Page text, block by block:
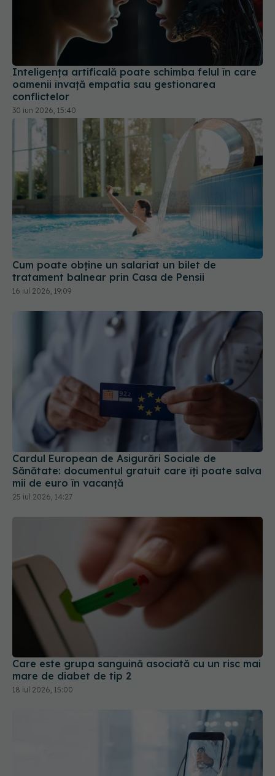
Inteligența artificală poate schimba felul în care
oamenii învață empatia sau gestionarea
conflictelor
30 iun 2026, 15:40
Cum poate obține un salariat un bilet de
tratament balnear prin Casa de Pensii
16 iul 2026, 19:09
Cardul European de Asigurări Sociale de
Sănătate: documentul gratuit care îți poate salva
mii de euro în vacanță
25 iul 2026, 14:27
Care este grupa sanguină asociată cu un risc mai
mare de diabet de tip 2
18 iul 2026, 15:00